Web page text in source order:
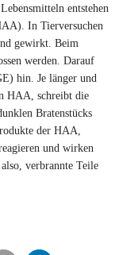
entstehen
In Tierversuchen
gewirkt. Beim
werden. Darauf
hin. Je länger und
HAA, schreibt die
Bratenstücks
der HAA,
und wirken
verbrannte Teile